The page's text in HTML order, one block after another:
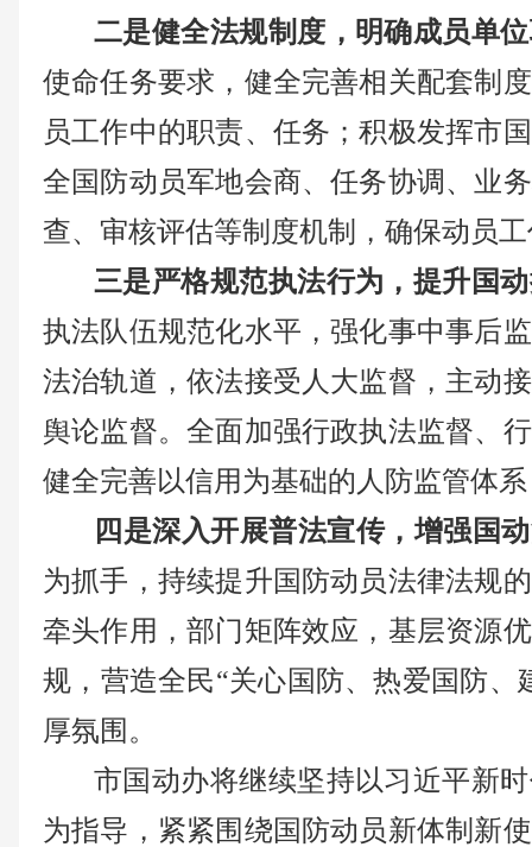
二是健全法规制度，明确成员单
使命任务要求，健全完善相关配套制
员工作中的职责、任务；积极发挥市
全国防动员军地会商、任务协调、业
查、审核评估等制度机制，确保动员
三是严格规范执法行为，提升国
执法队伍规范化水平，强化事中事后
法治轨道，依法接受人大监督，主动
舆论监督。全面加强行政执法监督、
健全完善以信用为基础的人防监管体
四是深入开展普法宣传，增强国
为抓手，持续提升国防动员法律法规
牵头作用，部门矩阵效应，基层资源
规，营造全民“关心国防、热爱国防、
厚氛围。
市国动办将继续坚持以习近平新
为指导，紧紧围绕国防动员新体制新